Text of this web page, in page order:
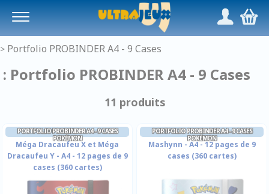
/,
> Portfolio PROBINDER A4 - 9 Cases
: Portfolio PROBINDER A4 - 9 Cases
11 produits
PORTFOLIO PROBINDER A4 - 9 CASES
POKÉMON
Méga Dracaufeu X et Méga
Dracaufeu Y - A4 - 12 pages de 9
cases (360 cartes)
PORTFOLIO PROBINDER A4 - 9 CASES
POKÉMON
Mashynn - A4 - 12 pages de 9
cases (360 cartes)